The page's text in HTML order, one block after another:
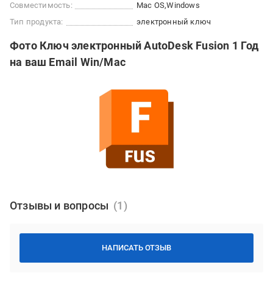
Совместимость:
Mac OS Windows
Тип продукта:
электронный ключ
Фото Ключ электронный AutoDesk Fusion 1 Год
на ваш Email Win/Mac
Отзывы и вопросы
НАПИСАТЬ ОТЗЫВ